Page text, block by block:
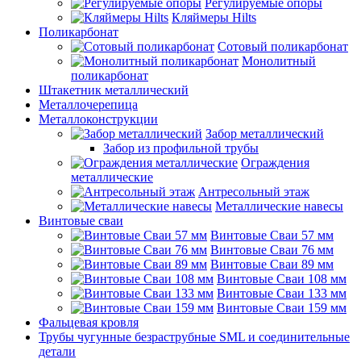
Регулируемые опоры
Кляймеры Hilts
Поликарбонат
Сотовый поликарбонат
Монолитный
поликарбонат
Штакетник металлический
Металлочерепица
Металлоконструкции
Забор металлический
Забор из профильной трубы
Ограждения
металлические
Антресольный этаж
Металлические навесы
Винтовые сваи
Винтовые Сваи 57 мм
Винтовые Сваи 76 мм
Винтовые Сваи 89 мм
Винтовые Сваи 108 мм
Винтовые Сваи 133 мм
Винтовые Сваи 159 мм
Фальцевая кровля
Трубы чугунные безраструбные SML и соединительные
детали